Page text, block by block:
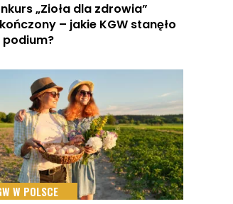
„Zioła dla zdrowia”
– jakie KGW stanęło
podium?
W POLSCE